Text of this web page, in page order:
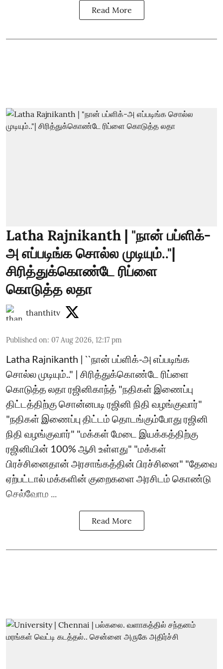
Read More
Latha Rajnikanth | "நான் பப்ளிக்-
அ எப்படிங்க சொல்ல முடியும்.."|
சிரித்துக்கொண்டே ரிப்ளை
கொடுத்த லதா
thanthitv
Published on: 07 Aug 2026, 12:17 pm
Latha Rajnikanth | ``நான் பப்ளிக்-அ எப்படிங்க
சொல்ல முடியும்.." | சிரித்துக்கொண்டே ரிப்ளை
கொடுத்த லதா ரஜினிகாந்த் "நதிகள் இணைப்பு
திட்டத்திற்கு சொன்னபடி ரஜினி நிதி வழங்குவார்"
"நதிகள் இணைப்பு திட்டம் தொடங்கும்போது ரஜினி
நிதி வழங்குவார்" "மக்கள் மேடை இயக்கத்திற்கு
ரஜினியின் 100% ஆசி உள்ளது" "மக்கள்
பிரச்சினைதான் அரசாங்கத்தின் பிரச்சினை" "தேவை
ஏற்பட்டால் மக்களின் குறைகளை அரசிடம் கொண்டு
செல்வோம ...
Read More